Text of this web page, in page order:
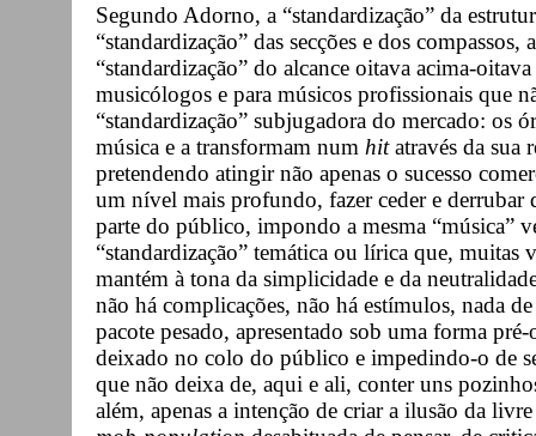
Segundo Adorno, a “standardização” da
“standardização” das secções e dos
“standardização” do alcance oitava acima-
musicólogos e para músicos profissionais que
“standardização” subjugadora do mercado: os
música e a transformam num hitatravés da sua
pretendendo atingir não apenas o sucesso
um nível mais profundo, fazer ceder e derrubar
parte do público, impondo a mesma “música”
“standardização” temática ou lírica que, muitas
mantém à tona da simplicidade e da
não há complicações, não há estímulos, nada
pacote pesado, apresentado sob uma forma
deixado no colo do público e impedindo-o de
que não deixa de, aqui e ali, conter uns
além, apenas a intenção de criar a ilusão da